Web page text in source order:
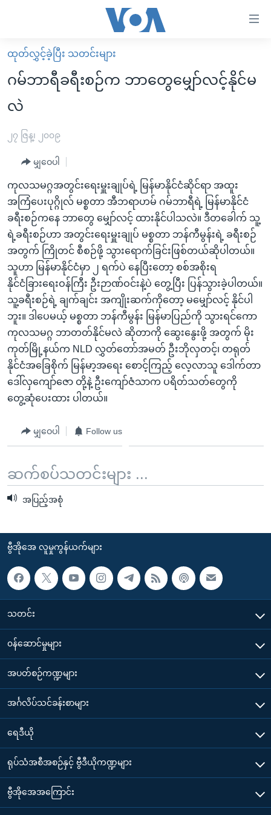
လွယ်ကူ
စေ
သည့်
များ
ကျော်
ကြည့်
အ
ညွန်း
စာမျက်နှာ
ကျော်
ကြည့်
ရန်
ရန်
မူလစာမျက်နှာ
မြန်မာ
ကမ္ဘာ့သတင်းများ
နိုင်ငံတကာ
အစ္စရေး-ပါလက်စတိုင်း
ဗွီဒီယို
ရပ်ဝန်းတခု လမ်းတခု အလွန်
အင်္ဂလိပ်စာလေ့လာမယ်
အမေရိကန်သုံးအီဒီယံ
မကြေးမုံရဲ့ အင်္ဂလိပ်စာ
ရုပ်ရှင်ထဲက အင်္ဂလိပ်စာ
သုတပဒေသာ အင်္ဂလိပ်စာ
အပတ်စဉ်ကဏ္ဍများ
ရေဒီယို
တီဗွီ
ရေဒီယိုနှင့်ရုပ်သံ အချက်အလက်များ
ရေဒီယို/တီဗွီအစီအစဉ်
Learning English
ဗွီအိုအေ လူမှုကွန်ယက်များ
ဘာသာစကားများ
ထုတ်လွှင့်ခဲ့ပြီး သတင်းများ
ဂမ်ဘာရီခရီးစဉ်က ဘာတွေမျှော်လင့်နိုင်မ
လဲ
၂၇ ဇြန္၊ ၂၀၀၉
မျှဝေပါ
ကုလသမဂ္ဂအတွင်းရေးမှူးချုပ်ရဲ့ မြန်မာနိုင်ငံဆိုင်ရာ အထူး
အကြံပေးပုဂ္ဂိုလ် မစ္စတာ အီဘရာဟမ် ဂမ်ဘာရီရဲ့ မြန်မာနိုင်ငံ
ခရီးစဉ်ကနေ ဘာတွေ မျှော်လင့် ထားနိုင်ပါသလဲ။ ဒီတခေါက် သူ့
ရဲ့ခရီးစဉ်ဟာ အတွင်းရေးမှူးချုပ် မစ္စတာ ဘန်ကီမွန်းရဲ့ ခရီးစဉ်
အတွက် ကြိုတင် စီစဉ်ဖို့ သွားရောက်ခြင်းဖြစ်တယ်ဆိုပါတယ်။
သူဟာ မြန်မာနိုင်ငံမှာ ၂ ရက်ပဲ နေပြီးတော့ စစ်အစိုးရ
နိုင်ငံခြားရေးဝန်ကြီး ဦးဉာဏ်ဝင်းနဲ့ပဲ တွေ့ပြီး ပြန်သွားခဲ့ပါတယ်။
သူ့ခရီးစဉ်ရဲ့ ချက်ချင်း အကျိုးဆက်ကိုတော့ မမျှော်လင့် နိုင်ပါ
ဘူး။ ဒါပေမယ့် မစ္စတာ ဘန်ကီမွန်း မြန်မာပြည်ကို သွားရင်ကော
ကုလသမဂ္ဂ ဘာတတ်နိုင်မလဲ ဆိုတာကို ဆွေးနွေးဖို့ အတွက် မိုး
ကုတ်မြို့နယ်က NLD လွှတ်တော်အမတ် ဦးဘိုလှတင့်၊ တရုတ်
နိုင်ငံအခြေစိုက် မြန်မာ့အရေး စောင့်ကြည့် လေ့လာသူ ဒေါက်တာ
ဒေါ်လှကျော်ဇော တို့နဲ့ ဦးကျော်ဇံသာက ပရိတ်သတ်တွေကို
တွေ့ဆုံပေးထား ပါတယ်။
မျှဝေပါ Follow us
ဆက်စပ်သတင်းများ ...
အပြည့်အစုံ
ဗွီအိုအေ လူမှုကွန်ယက်များ
သတင်း
၀န်ဆောင်မှုများ
အပတ်စဉ်ကဏ္ဍများ
အင်္ဂလိပ်သင်ခန်းစာများ
ရေဒီယို
ရုပ်သံအစီအစဉ်နှင့် ဗွီဒီယိုကဏ္ဍများ
ဗွီအိုအေအကြောင်း